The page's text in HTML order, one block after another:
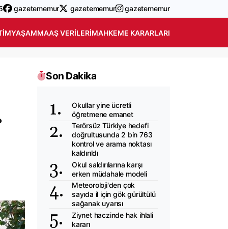
gazetememur gazetememur gazetememur
YAŞAMMAAŞ VERILERIMAHKEME KARARLARI
Son Dakika
Okullar yine ücretli
öğretmene emanet
Terörsüz Türkiye hedefi
doğrultusunda 2 bin 763
kontrol ve arama noktası
kaldırıldı
Okul saldırılarına karşı
erken müdahale modeli
Meteoroloji'den çok
sayıda il için gök gürültülü
sağanak uyarısı
Ziynet haczinde hak ihlali
kararı